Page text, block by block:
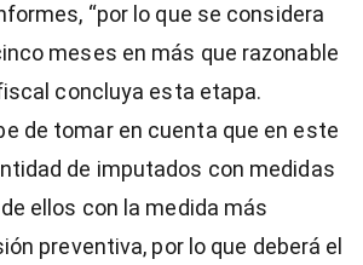
“por lo que se considera
meses en más que razonable
concluya esta etapa.
de tomar en cuenta que en este
de imputados con medidas
ellos con la medida más
preventiva, por lo que deberá el